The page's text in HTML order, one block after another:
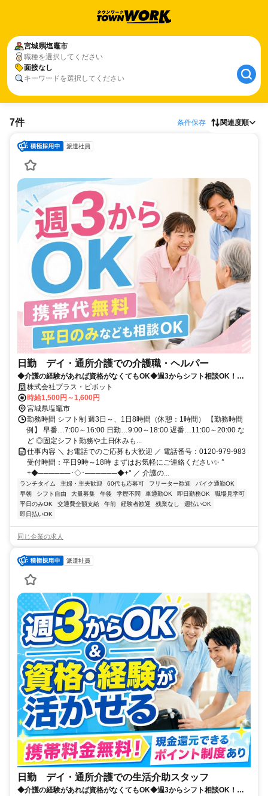
宮城県塩竈市
職種を選択してください
面接なし
キーワードを選択してください
7件 条件保存 関連度順
派遣社員
日勤 デイ・通所介護での介護職・ヘルパー
◆介護の経験があれば資格がなくてもOK◆週3からシフト相談OK！プ
ラス・ピボット独自の福利厚生が多数✨
株式会社プラス・ピボット
時給1,500円～1,600円
宮城県塩竈市
勤務時間 シフト制 週3日～、1日8時間（休憩：1時間） 【勤務時間
例】 早番…7:00～16:00 日勤…9:00～18:00 遅番…11:00～20:00 な
ど ◎固定シフト勤務や土日休みも...
仕事内容 ＼ お電話でのご応募も大歓迎 ／ 電話番号：0120-979-983
受付時間：平日9時～18時 まずはお気軽にご連絡ください✨ °
+◆──────･◇･──────◆+° ／ 介護の...
ランチタイム 主婦・主夫歓迎 60代も応募可 フリーター歓迎
バイク通勤OK
早朝
シフト自由 大量募集 午後 学歴不問 車通勤OK 即日勤務OK
職場見学可
平日のみOK
交通費全額支給 午前 経験者歓迎 残業なし
週払いOK
即日払いOK
同じ企業の求人
派遣社員
日勤 デイ・通所介護での生活介助スタッフ
◆介護の経験があれば資格がなくてもOK◆週3からシフト相談OK！プ